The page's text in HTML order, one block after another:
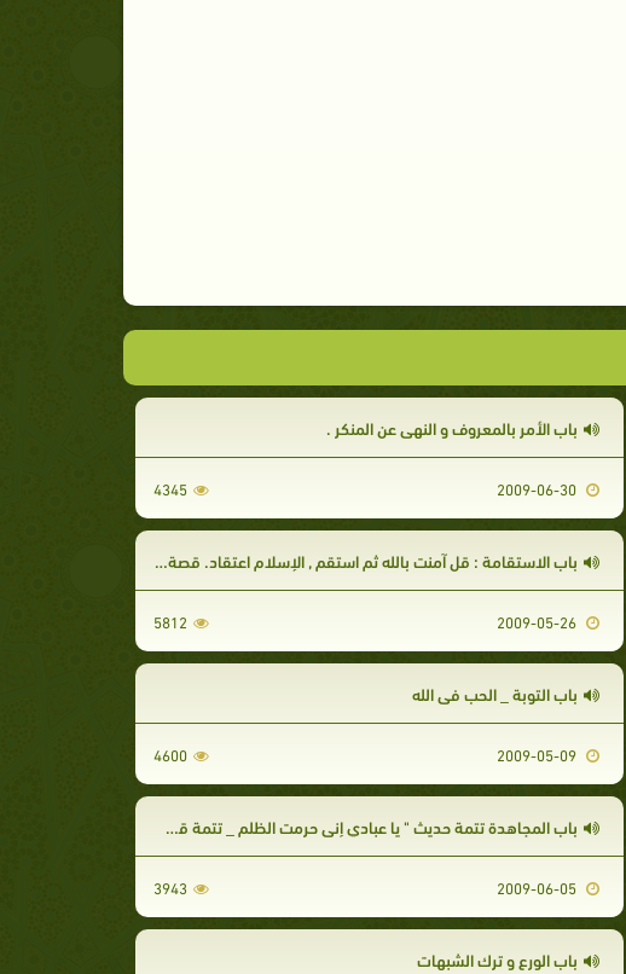
باب الأمر بالمعروف و النهي عن المنكر .
2009-06-30
4345
باب الاستقامة : قل آمنت بالله ثم استقم , الإسلام اعتقاد. قصة سيدنا أبو بكر
2009-05-26
5812
باب التوبة _ الحب في الله
2009-05-09
4600
باب المجاهدة تتمة حديث " يا عبادي إني حرمت الظلم _ تتمة قصة سيدنا عمر رضي الله عنه .
2009-06-05
3943
باب الورع و ترك الشبهات